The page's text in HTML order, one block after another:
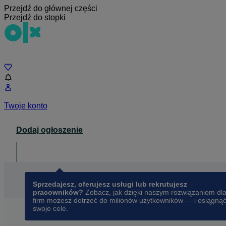
Przejdź do głównej części
Przejdź do stopki
Twoje konto
Dodaj ogłoszenie
Sprzedajesz, oferujesz usługi lub rekrutujesz
pracowników? Zobacz, jak dzięki naszym rozwiązaniom dla
firm możesz dotrzeć do milionów użytkowników — i osiągnąć
swoje cele.